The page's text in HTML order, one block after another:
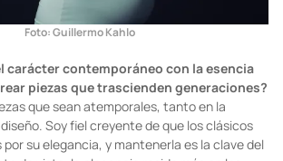
Foto: Guillermo Kahlo
carácter contemporáneo con la esencia
piezas que trascienden generaciones?
que sean atemporales, tanto en la
Soy fiel creyente de que los clásicos
su elegancia, y mantenerla es la clave del